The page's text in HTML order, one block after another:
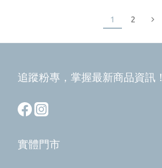
1 2
追蹤粉專，掌握最新商品資訊！
實體門市